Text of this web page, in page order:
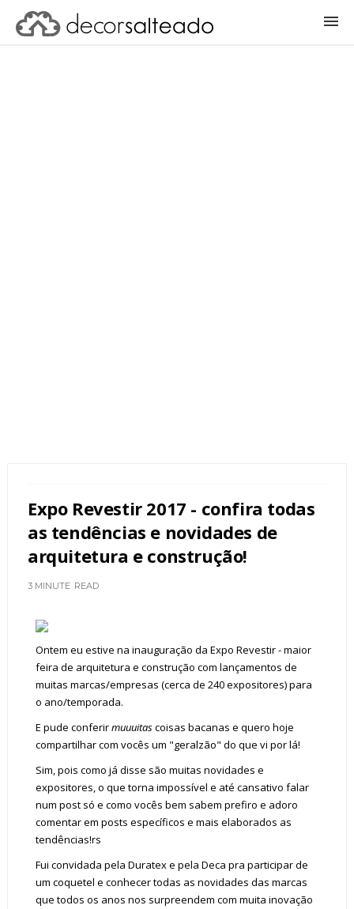
Expo Revestir 2017 - confira todas
as tendências e novidades de
arquitetura e construção!
3 MINUTE READ
Ontem eu estive na inauguração da Expo Revestir - maior
feira de arquitetura e construção com lançamentos de
muitas marcas/empresas (cerca de 240 expositores) para
o ano/temporada.
E pude conferirmuuuitascoisas bacanas e quero hoje
compartilhar com vocês um "geralzão" do que vi por lá!
Sim, pois como já disse são muitas novidades e
expositores, o que torna impossível e até cansativo falar
num post só e como vocês bem sabem prefiro e adoro
comentar em posts específicos e mais elaborados as
tendências!rs
Fui convidada pela Duratex e pela Deca pra participar de
um coquetel e conhecer todas as novidades das marcas
que todos os anos nos surpreendem com muita inovação